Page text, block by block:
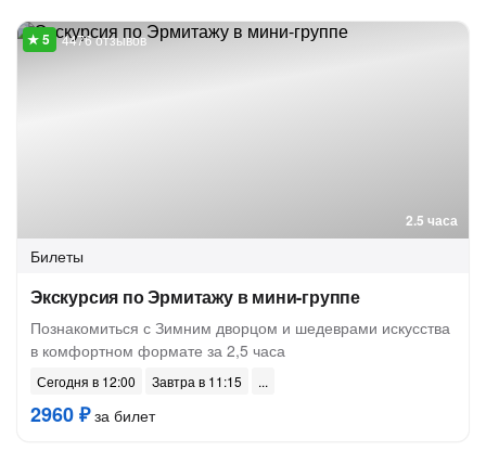
2.5 часа
4476 отзывов
Билеты
Экскурсия по Эрмитажу в мини-группе
Познакомиться с Зимним дворцом и шедеврами искусства
в комфортном формате за 2,5 часа
Сегодня в 12:00 Завтра в 11:15
2960 ₽за билет